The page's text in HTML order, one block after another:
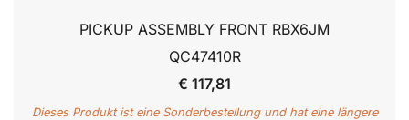
PICKUP ASSEMBLY FRONT RBX6JM
QC47410R
€ 117,81
Dieses Produkt ist eine Sonderbestellung und hat eine längere